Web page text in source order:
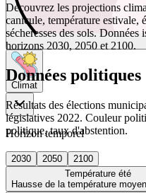
Climat
Horizon temporel
2030 2050
2100
Température été
Hausse de la température
Découvrez les projections
canicule, température estivale,
sécheresses des sols.
horizons 2030, 2050 et 2100.
Données politiques
Résultats des élections
législatives 2022. Couleur
politique, taux d'abstention.